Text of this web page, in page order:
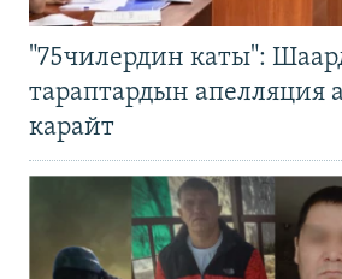
"75чилердин каты":
тараптардын апелляция
карайт